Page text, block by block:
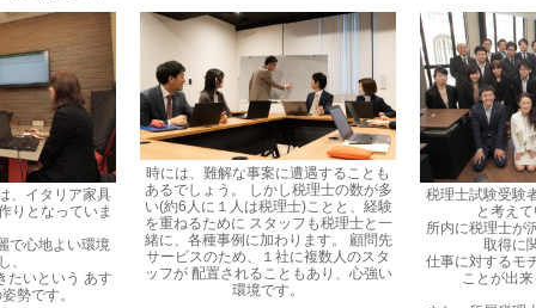
、イタリア家具
りとなっていま
で心地よい環境
、
たいという あす
勢です。
時には、難解な事案に遭遇することも
あるでしょう。 しかし税理士の数が多
い(約6人に１人は税理士)ことと、経験
を重ねるために スタッフも税理士と一
緒に、各種事例に加わります。 顧問先
サービスのため、１社に複数人のスタ
ッフが 配置されることもあり、心強い
環境です。
税理士試験受験
と考え
所内に税理士が
取得に
仕事に対するモ
ことが出